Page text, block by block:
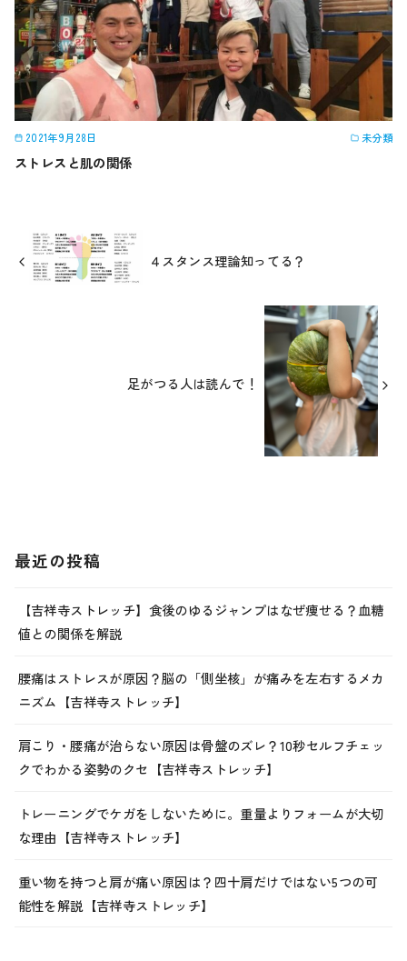
2021年9月28日 未分類
ストレスと肌の関係
４スタンス理論知ってる？
足がつる人は読んで！
最近の投稿
【吉祥寺ストレッチ】食後のゆるジャンプはなぜ痩せる？血糖
値との関係を解説
腰痛はストレスが原因？脳の「側坐核」が痛みを左右するメカ
ニズム【吉祥寺ストレッチ】
肩こり・腰痛が治らない原因は骨盤のズレ？10秒セルフチェッ
クでわかる姿勢のクセ【吉祥寺ストレッチ】
トレーニングでケガをしないために。重量よりフォームが大切
な理由【吉祥寺ストレッチ】
重い物を持つと肩が痛い原因は？四十肩だけではない5つの可
能性を解説【吉祥寺ストレッチ】